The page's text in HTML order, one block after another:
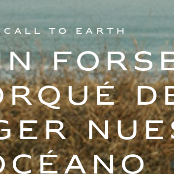
Call to Earth